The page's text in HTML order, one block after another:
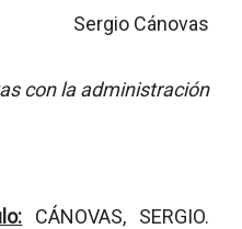
Sergio Cánovas
con la administración
CÁNOVAS, SERGIO.